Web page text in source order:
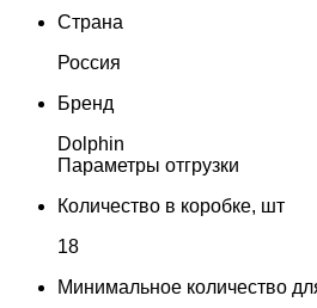
Страна
Россия
Бренд
Dolphin
Параметры отгрузки
Количество в коробке, шт
18
Минимальное количество